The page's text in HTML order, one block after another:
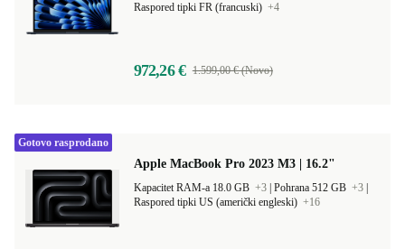
Raspored tipki FR (francuski) +4
972,26 € 1.599,00 € (Novo)
Apple MacBook Pro 2023 M3 | 16.2"
Kapacitet RAM-a 18.0 GB +3 Pohrana 512 GB +3
Raspored tipki US (američki engleski) +16
Gotovo rasprodano